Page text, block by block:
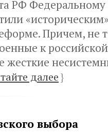
РФ
Причем, не
к
жесткие
далее}
выбора